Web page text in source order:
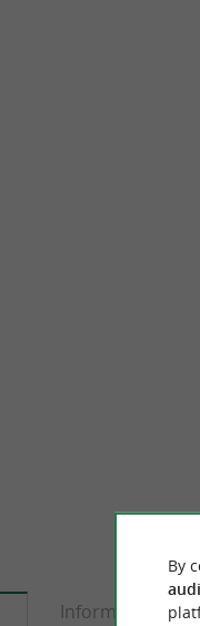
Information
By